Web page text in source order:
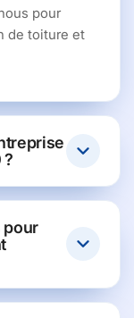
pour
de toiture et
?
pour